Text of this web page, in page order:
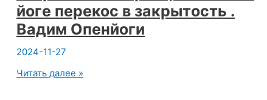
Опенйога.
йоге перекос в закрытость .
Вадим Опенйоги
2024-11-27
20240810
Читать далее »